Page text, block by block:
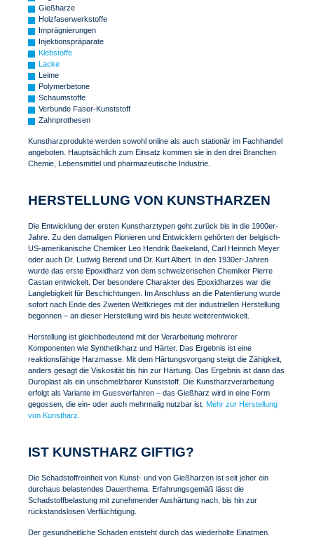
Gießharze
Holzfaserwerkstoffe
Imprägnierungen
Injektionspräparate
Klebstoffe
Lacke
Leime
Polymerbetone
Schaumstoffe
Verbunde Faser-Kunststoff
Zahnprothesen
Kunstharzprodukte werden sowohl online als auch stationär im Fachhandel
angeboten. Hauptsächlich zum Einsatz kommen sie in den drei Branchen
Chemie, Lebensmittel und pharmazeutische Industrie.
HERSTELLUNG VON KUNSTHARZEN
Die Entwicklung der ersten Kunstharztypen geht zurück bis in die 1900er-
Jahre. Zu den damaligen Pionieren und Entwicklern gehörten der belgisch-
US-amerikanische Chemiker Leo Hendrik Baekeland, Carl Heinrich Meyer
oder auch Dr. Ludwig Berend und Dr. Kurt Albert. In den 1930er-Jahren
wurde das erste Epoxidharz von dem schweizerischen Chemiker Pierre
Castan entwickelt. Der besondere Charakter des Epoxidharzes war die
Langlebigkeit für Beschichtungen. Im Anschluss an die Patentierung wurde
sofort nach Ende des Zweiten Weltkrieges mit der industriellen Herstellung
begonnen – an dieser Herstellung wird bis heute weiterentwickelt.
Herstellung ist gleichbedeutend mit der Verarbeitung mehrerer
Komponenten wie Synthetikharz und Härter. Das Ergebnis ist eine
reaktionsfähige Harzmasse. Mit dem Härtungsvorgang steigt die Zähigkeit,
anders gesagt die Viskosität bis hin zur Härtung. Das Ergebnis ist dann das
Duroplast als ein unschmelzbarer Kunststoff. Die Kunstharzverarbeitung
erfolgt als Variante im Gussverfahren – das Gießharz wird in eine Form
gegossen, die ein- oder auch mehrmalig nutzbar ist. Mehr zur Herstellung
von Kunstharz.
IST KUNSTHARZ GIFTIG?
Die Schadstoffreinheit von Kunst- und von Gießharzen ist seit jeher ein
durchaus belastendes Dauerthema. Erfahrungsgemäß lässt die
Schadstoffbelastung mit zunehmender Aushärtung nach, bis hin zur
rückstandslosen Verflüchtigung.
Der gesundheitliche Schaden entsteht durch das wiederholte Einatmen.